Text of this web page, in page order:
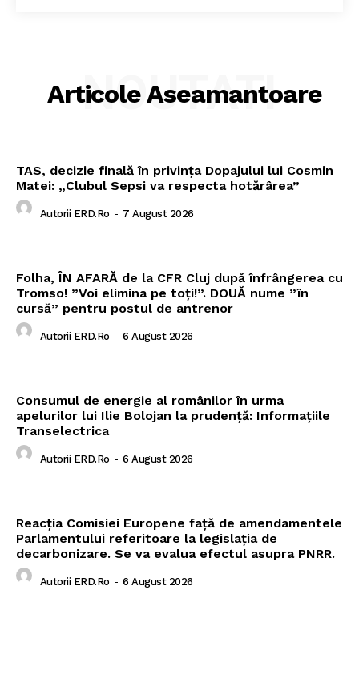
Articole Aseamantoare
NOUTATI
TAS, decizie finală în privința Dopajului lui Cosmin
Matei: „Clubul Sepsi va respecta hotărârea”
Autorii ERD.ro - 7 August 2026
Folha, ÎN AFARĂ de la CFR Cluj după înfrângerea cu
Tromso! ”Voi elimina pe toți!”. DOUĂ nume ”în
cursă” pentru postul de antrenor
Autorii ERD.ro - 6 August 2026
Consumul de energie al românilor în urma
apelurilor lui Ilie Bolojan la prudență: Informațiile
Transelectrica
Autorii ERD.ro - 6 August 2026
Reacția Comisiei Europene față de amendamentele
Parlamentului referitoare la legislația de
decarbonizare. Se va evalua efectul asupra PNRR.
Autorii ERD.ro - 6 August 2026